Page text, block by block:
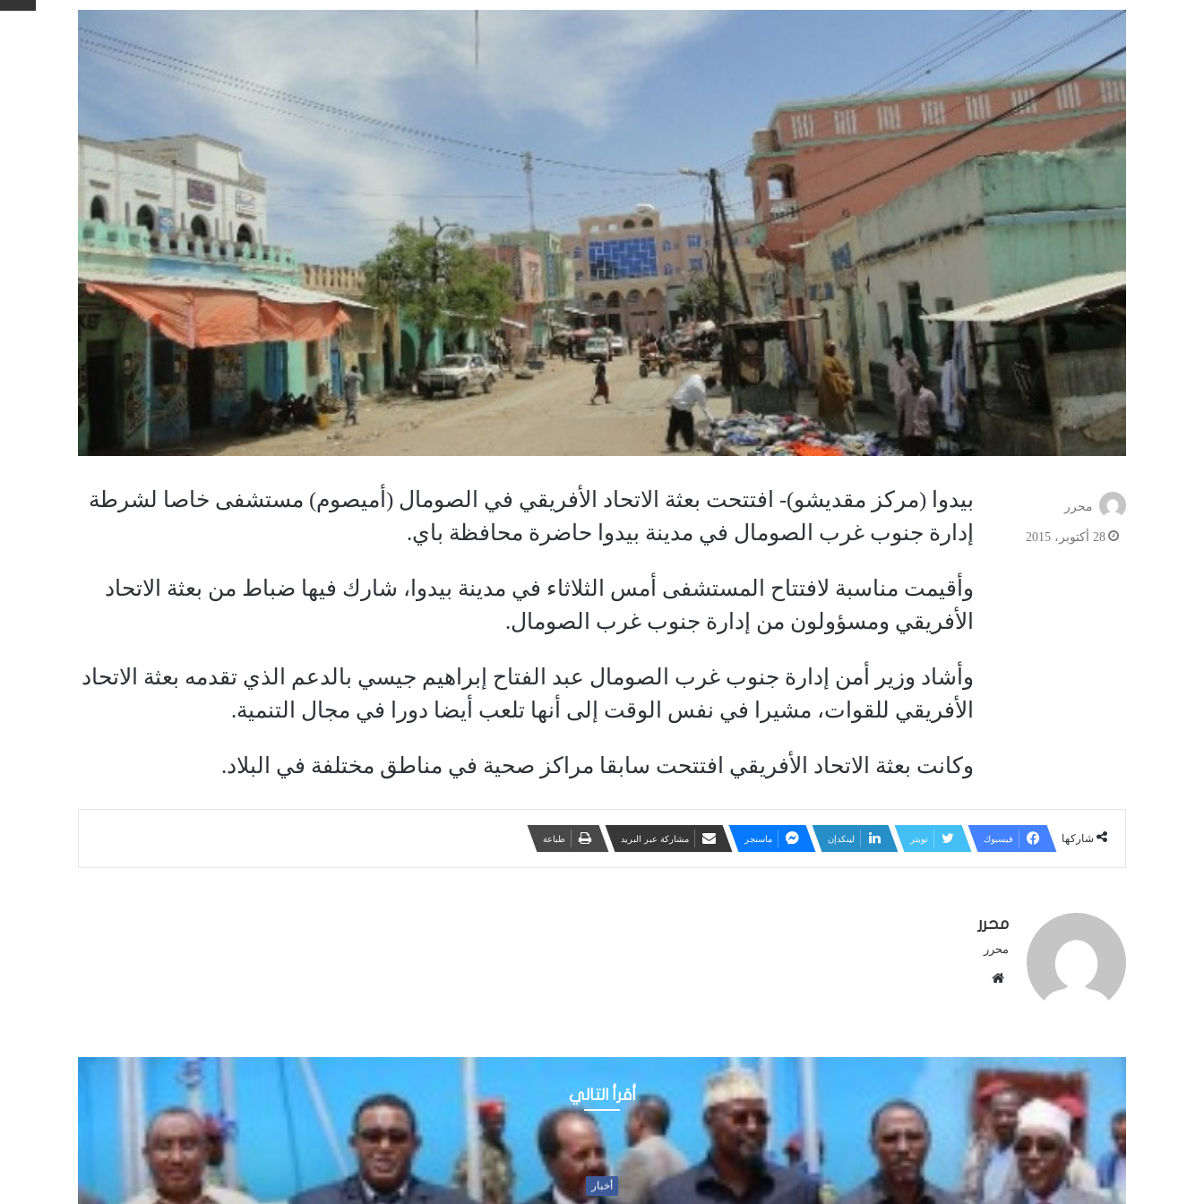
بيدوا (مركز مقديشو)- افتتحت بعثة الاتحاد الأفريقي في الصومال (أميصوم) مستشفى خاصا لشرطة
إدارة جنوب غرب الصومال في مدينة بيدوا حاضرة محافظة باي.
وأقيمت مناسبة لافتتاح المستشفى أمس الثلاثاء في مدينة بيدوا، شارك فيها ضباط من بعثة الاتحاد
الأفريقي ومسؤولون من إدارة جنوب غرب الصومال.
وأشاد وزير أمن إدارة جنوب غرب الصومال عبد الفتاح إبراهيم جيسي بالدعم الذي تقدمه بعثة الاتحاد
الأفريقي للقوات، مشيرا في نفس الوقت إلى أنها تلعب أيضا دورا في مجال التنمية.
وكانت بعثة الاتحاد الأفريقي افتتحت سابقا مراكز صحية في مناطق مختلفة في البلاد.
محرر
28 أكتوبر، 2015
شاركها فيسبوك تويتر لينكدإن ماسنجر مشاركة عبر البريد طباعة
محرر
محرر
ا
ل
و
ب
أقرأ التالي
أخبار